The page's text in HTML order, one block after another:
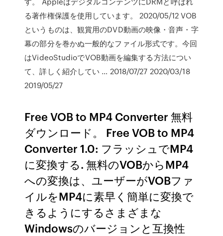
る著作権保護を使用しています。 2020/05/12 VOB
というものは、観賞用のDVD動画の映像・音声・字
幕の部分を巻かぬ一般的なファイル形式です。今回
はVideoStudioでVOB動画を編集する方法につい
て、詳しく紹介してい … 2018/07/27 2020/03/18
2019/05/27
Free VOB to MP4 Converter 無料
ダウンロード。 Free VOB to MP4
Converter 1.0: フラッシュでMP4
に変換する. 無料のVOBからMP4
への変換は、ユーザーがVOBファ
イルをMP4に素早く簡単に変換で
きるようにするさまざまな
Windowsのバージョンと互換性